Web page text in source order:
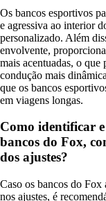
Os bancos esportivos
e agressiva ao interior
personalizado. Além
envolvente,
mais acentuadas, o
condução mais
que os bancos
em viagens longas.
Como identificar
bancos do Fox,
dos ajustes?
Caso os bancos do
nos ajustes, é